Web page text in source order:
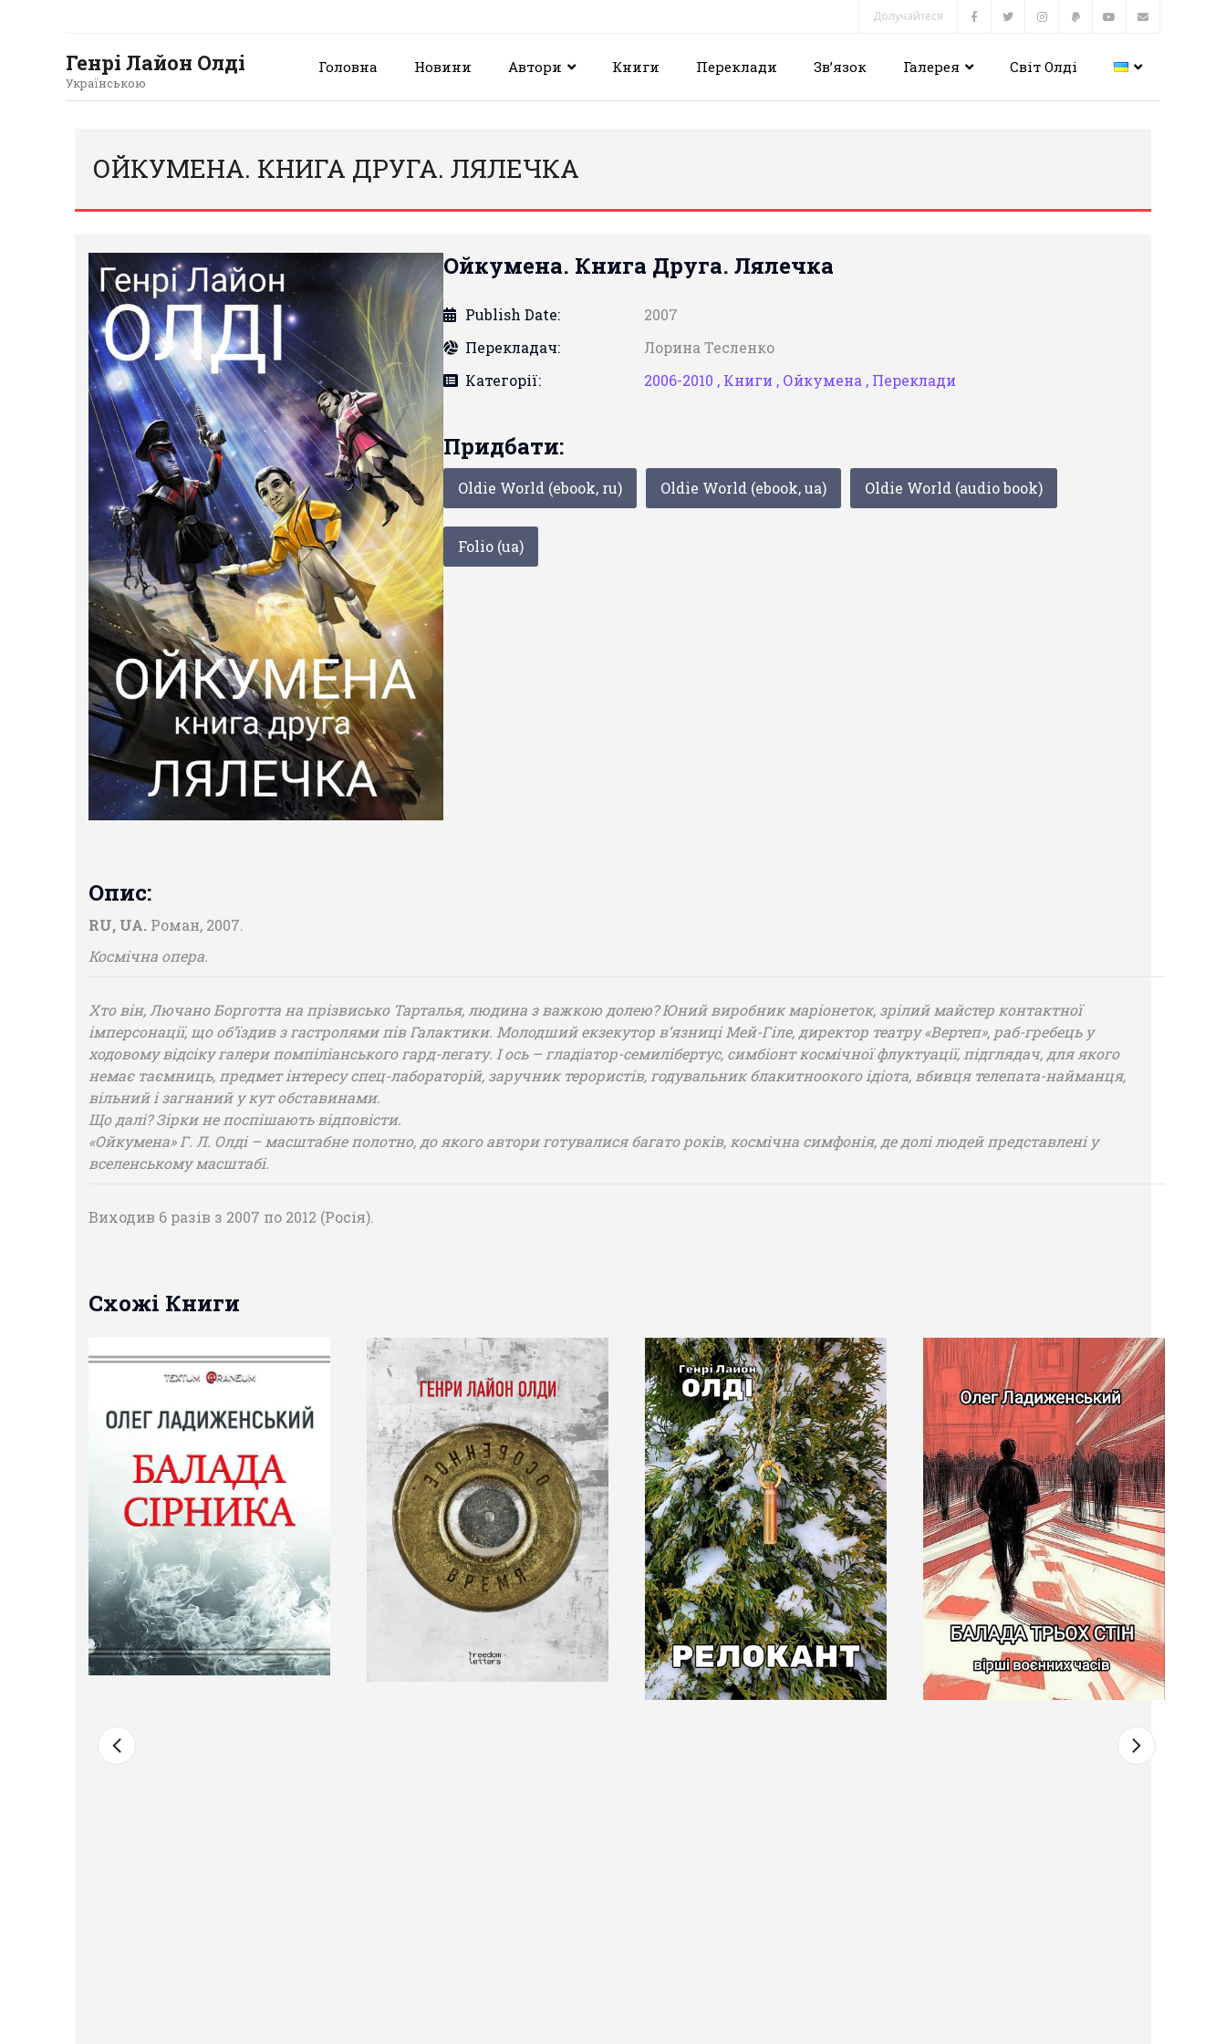
Долучайтеся
Генрі Лайон Олді
Українською
Головна Новини Автори Книги Переклади Зв’язок Галерея Світ Олді
ОЙКУМЕНА. КНИГА ДРУГА. ЛЯЛЕЧКА
Ойкумена. Книга Друга. Лялечка
Publish Date:
2007
Перекладач:
Лорина Тесленко
Категорії:
2006-2010 , Книги , Ойкумена , Переклади
Придбати:
Oldie World (ebook, ru) Oldie World (ebook, ua) Oldie World (audio book)
Folio (ua)
Опис:
RU, UA. Роман, 2007.
Космічна опера.
Хто він, Лючано Борготта на прізвисько Тарталья, людина з важкою долею? Юний виробник маріонеток, зрілий майстер контактної
імперсонації, що об’їздив з гастролями пів Галактики. Молодший екзекутор в’язниці Мей-Гіле, директор театру «Вертеп», раб-гребець у
ходовому відсіку галери помпіліанського гард-легату. І ось – гладіатор-семилібертус, симбіонт космічної флуктуації, підглядач, для якого
немає таємниць, предмет інтересу спец-лабораторій, заручник терористів, годувальник блакитноокого ідіота, вбивця телепата-найманця,
вільний і загнаний у кут обставинами.
Що далі? Зірки не поспішають відповісти.
«Ойкумена» Г. Л. Олді – масштабне полотно, до якого автори готувалися багато років, космічна симфонія, де долі людей представлені у
вселенському масштабі.
Виходив 6 разів з 2007 по 2012 (Росія).
Схожі Книги